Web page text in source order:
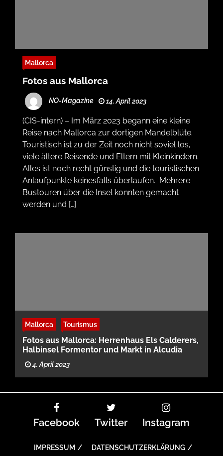
Mallorca
Fotos aus Mallorca
NO-Magazine 14. April 2023
(CIS-intern) – Im März 2023 begann eine kleine
Reise nach Mallorca zur dortigen Mandelblüte.
Touristisch ist zu der Zeit noch nicht soviel los,
viele ältere Reisende und Eltern mit Kleinkindern.
Alles ist noch recht günstig und die touristischen
Anlaufpunkte keinesfalls überlaufen. Mehrere
Bustouren über die Insel konnten gemacht
werden und […]
Mallorca Tourismus
Fotos aus Mallorca: Herrenhaus Els Calderers,
Halbinsel Formentor und Markt in Alcudia
4. April 2023
Facebook Twitter Instagram
IMPRESSUM DATENSCHUTZERKLÄRUNG